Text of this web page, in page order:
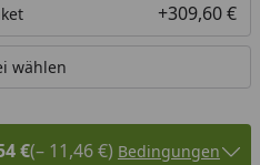
+309,60 €
wählen
€(– 11,46 €) Bedingungen